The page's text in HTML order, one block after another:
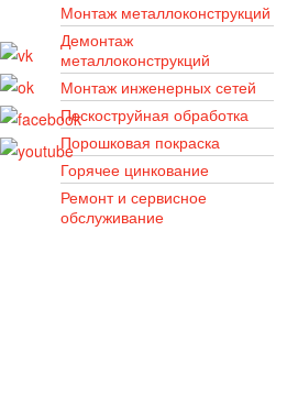
Монтаж металлоконструкций
Демонтаж
металлоконструкций
Монтаж инженерных сетей
Пескоструйная обработка
Порошковая покраска
Горячее цинкование
Ремонт и сервисное
обслуживание